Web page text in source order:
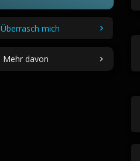
Überrasch mich
Mehr davon